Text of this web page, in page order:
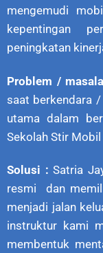
mengemudi
kepentingan
peningkatan
Problem /
saat berkendara
utama dalam
Sekolah Stir
Solusi : Satria
resmi dan
menjadi jalan
instruktur kami
membentuk